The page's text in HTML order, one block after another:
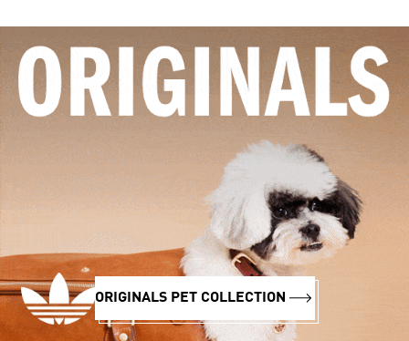
ORIGINALS PET COLLECTION